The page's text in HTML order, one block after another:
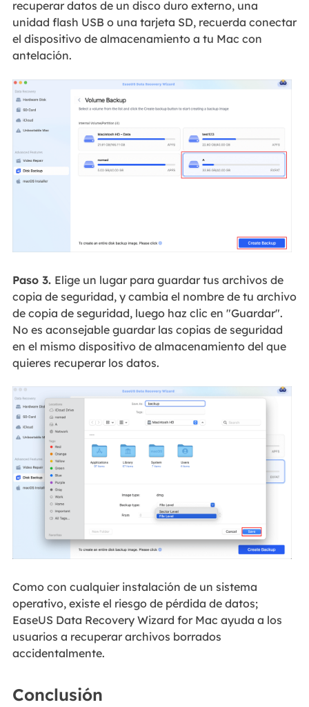
recuperar datos de un disco duro externo, una
unidad flash USB o una tarjeta SD, recuerda conectar
el dispositivo de almacenamiento a tu Mac con
antelación.
Paso 3. Elige un lugar para guardar tus archivos de
copia de seguridad, y cambia el nombre de tu archivo
de copia de seguridad, luego haz clic en "Guardar".
No es aconsejable guardar las copias de seguridad
en el mismo dispositivo de almacenamiento del que
quieres recuperar los datos.
Como con cualquier instalación de un sistema
operativo, existe el riesgo de pérdida de datos;
EaseUS Data Recovery Wizard for Mac ayuda a los
usuarios a recuperar archivos borrados
accidentalmente.
Conclusión